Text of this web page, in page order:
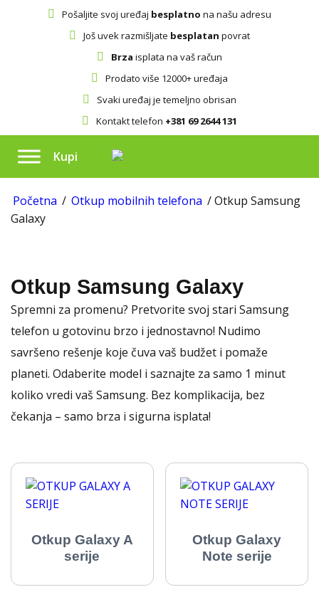
Pošaljite svoj uređaj besplatno na našu adresu
Još uvek razmišljate besplatan povrat
Brza isplata na vaš račun
Prodato više 12000+ uređaja
Svaki uređaj je temeljno obrisan
Kontakt telefon +381 69 2644 131
Kupi
Početna / Otkup mobilnih telefona / Otkup Samsung
Galaxy
Otkup Samsung Galaxy
Spremni za promenu? Pretvorite svoj stari Samsung
telefon u gotovinu brzo i jednostavno! Nudimo
savršeno rešenje koje čuva vaš budžet i pomaže
planeti. Odaberite model i saznajte za samo 1 minut
koliko vredi vaš Samsung. Bez komplikacija, bez
čekanja – samo brza i sigurna isplata!
Otkup Galaxy A
serije
Otkup Galaxy
Note serije